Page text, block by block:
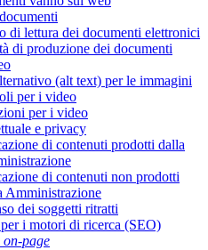
di lettura dei documenti elettronici
di produzione dei documenti
(alt text) per le immagini
per i video
per i video
e privacy
di contenuti prodotti dalla
di contenuti non prodotti
Amministrazione
dei soggetti ritratti
i motori di ricerca (SEO)
on-page